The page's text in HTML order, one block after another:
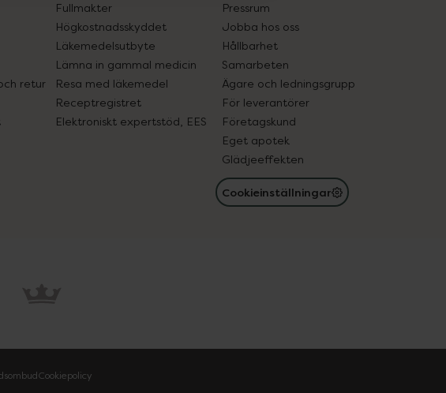
retur
Fullmakter
Högkostnadsskyddet
Läkemedelsutbyte
Lämna in gammal medicin
Resa med läkemedel
Receptregistret
Elektroniskt expertstöd, EES
Pressrum
Jobba hos oss
Hållbarhet
Samarbeten
Ägare och ledningsgrupp
För leverantörer
Företagskund
Eget apotek
Glädjeeffekten
Cookieinställningar
Cookiepolicy